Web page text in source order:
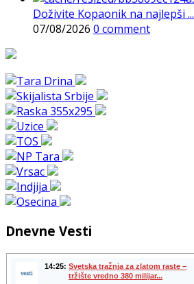
Doživite Kopaonik na najlepši ...
07/08/2026 0 comment
Dnevne Vesti